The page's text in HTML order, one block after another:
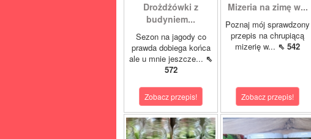
Drożdżówki z
budyniem...
Sezon na jagody co
prawda dobiega końca
ale u mnie jeszcze... ⇖
572
Zobacz przepis!
Mizeria na zimę w...
Poznaj mój sprawdzony
przepis na chrupiącą
mizerię w... ⇖ 542
Zobacz przepis!